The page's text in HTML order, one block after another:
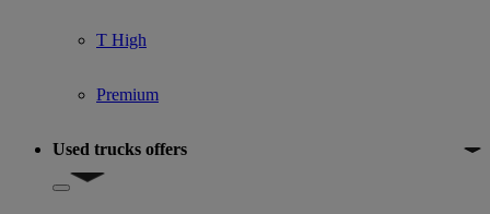
T High
Premium
Used trucks offers
Show submenu for Used trucks offers